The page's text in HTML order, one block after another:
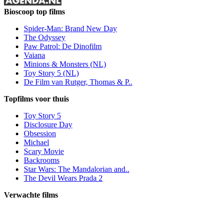
Bioscoop top films
Spider-Man: Brand New Day
The Odyssey
Paw Patrol: De Dinofilm
Vaiana
Minions & Monsters (NL)
Toy Story 5 (NL)
De Film van Rutger, Thomas & P..
Topfilms voor thuis
Toy Story 5
Disclosure Day
Obsession
Michael
Scary Movie
Backrooms
Star Wars: The Mandalorian and..
The Devil Wears Prada 2
Verwachte films